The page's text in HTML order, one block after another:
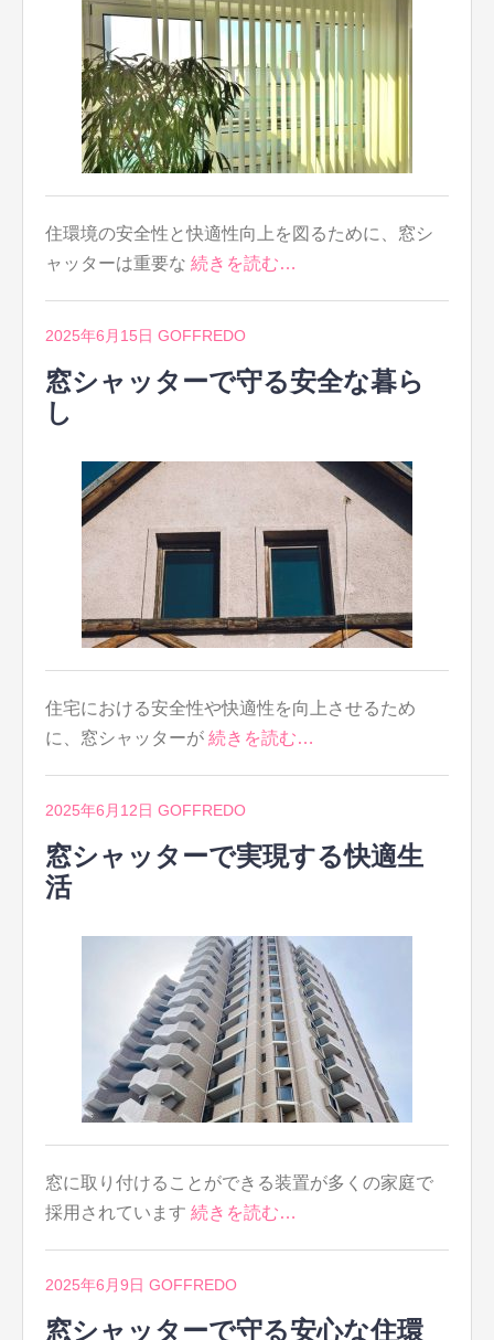
住環境の安全性と快適性向上を図るために、窓シ
ャッターは重要な 続きを読む…
2025年6月15日 GOFFREDO
窓シャッターで守る安全な暮ら
し
住宅における安全性や快適性を向上させるため
に、窓シャッターが 続きを読む…
2025年6月12日 GOFFREDO
窓シャッターで実現する快適生
活
窓に取り付けることができる装置が多くの家庭で
採用されています 続きを読む…
2025年6月9日 GOFFREDO
窓シャッターで守る安心な住環